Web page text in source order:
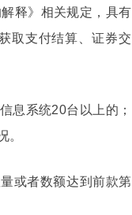
释》相关规定，具有
取支付结算、证券交
息系统20台以上的；
。
或者数额达到前款第